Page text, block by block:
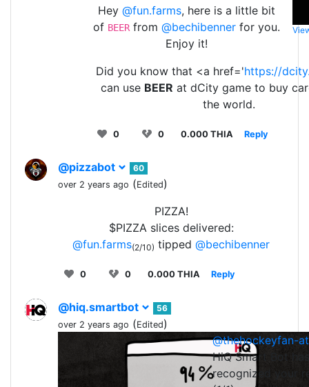
Hey @fun.farms, here is a little bit
of BEERfrom @bechibennerfor you.
Enjoy it!
Did you know that <a href='https://
can use BEER at dCity game to buy
the world.
0 0 0.000 THIA Reply
@pizzabot
60
over 2 years ago (Edited)
PIZZA!
$PIZZA slices delivered:
@fun.farms(2/10) tipped @bechibenner
0 0 0.000 THIA Reply
@hiq.smartbot
56
over 2 years ago (Edited)
@thehockeyfan-at
HiQ Smart Bot has
recognized your
1 0
@lolzbot
71